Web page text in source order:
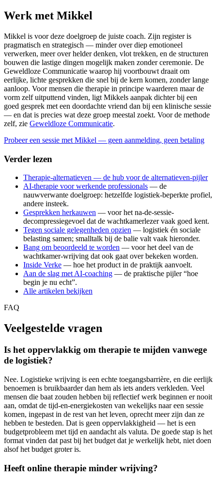
Werk met Mikkel
Mikkel is voor deze doelgroep de juiste coach. Zijn register is
pragmatisch en strategisch — minder over diep emotioneel
verwerken, meer over helder denken, vlot trekken, en de structuren
bouwen die lastige dingen mogelijk maken zonder ceremonie. De
Geweldloze Communicatie waarop hij voortbouwt draait om
eerlijke, lichte gesprekken die snel bij de kern komen, zonder lange
aanloop. Voor mensen die therapie in principe waarderen maar de
vorm zelf uitputtend vinden, ligt Mikkels aanpak dichter bij een
goed gesprek met een doordachte vriend dan bij een klinische sessie
— en dat is precies wat deze groep meestal zoekt. Voor de methode
zelf, zie Geweldloze Communicatie.
Probeer een sessie met Mikkel — geen aanmelding, geen betaling
Verder lezen
Therapie-alternatieven — de hub voor de alternatieven-pijler
AI-therapie voor werkende professionals — de
nauwverwante doelgroep: hetzelfde logistiek-beperkte profiel,
andere insteek.
Gesprekken herkauwen — voor het na-de-sessie-
decompressiegevoel dat de wachtkamerlezer vaak goed kent.
Tegen sociale gelegenheden opzien — logistiek én sociale
belasting samen; smalltalk bij de balie valt vaak hieronder.
Bang om beoordeeld te worden — voor het deel van de
wachtkamer-wrijving dat ook gaat over bekeken worden.
Inside Verke — hoe het product in de praktijk aanvoelt.
Aan de slag met AI-coaching — de praktische pijler “hoe
begin je nu echt”.
Alle artikelen bekijken
FAQ
Veelgestelde vragen
Is het oppervlakkig om therapie te mijden vanwege
de logistiek?
Nee. Logistieke wrijving is een echte toegangsbarrière, en die eerlijk
benoemen is bruikbaarder dan hem als iets anders verkleden. Veel
mensen die baat zouden hebben bij reflectief werk beginnen er nooit
aan, omdat de tijd-en-energiekosten van wekelijks naar een sessie
komen, ingepast in de rest van het leven, oprecht meer zijn dan ze
hebben te besteden. Dat is geen oppervlakkigheid — het is een
budgetprobleem met tijd en aandacht als valuta. De goede stap is het
format vinden dat past bij het budget dat je werkelijk hebt, niet doen
alsof het budget groter is.
Heeft online therapie minder wrijving?